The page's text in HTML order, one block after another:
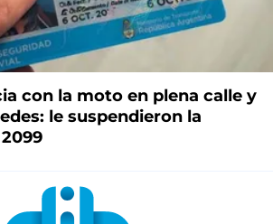
con la moto en plena calle y
le suspendieron la